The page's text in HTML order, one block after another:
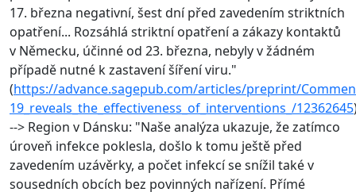
17. března negativní, šest dní před zavedením striktních
opatření... Rozsáhlá striktní opatření a zákazy kontaktů
v Německu, účinné od 23. března, nebyly v žádném
případě nutné k zastavení šíření viru."
(https://advance.sagepub.com/articles/preprint/
19_reveals_the_effectiveness_of_interventions_/12362645
--> Region v Dánsku: "Naše analýza ukazuje, že zatímco
úroveň infekce poklesla, došlo k tomu ještě před
zavedením uzávěrky, a počet infekcí se snížil také v
sousedních obcích bez povinných nařízení. Přímé